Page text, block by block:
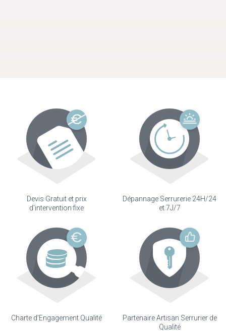
Devis Gratuit et prix
d'intervention fixe
Dépannage Serrurerie 24H/24
et 7J/7
Charte d'Engagement Qualité
Partenaire Artisan Serrurier de
Qualité